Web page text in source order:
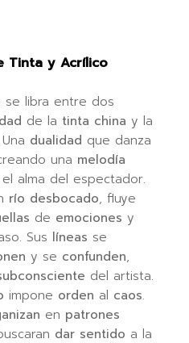
Tinta y Acrílico
se libra entre dos
de la tinta china y la
dualidad que danza
una melodía
alma del espectador.
río desbocado, fluye
de emociones y
Sus líneas se
y se confunden,
del artista.
impone orden al caos.
en patrones
dar sentido a la